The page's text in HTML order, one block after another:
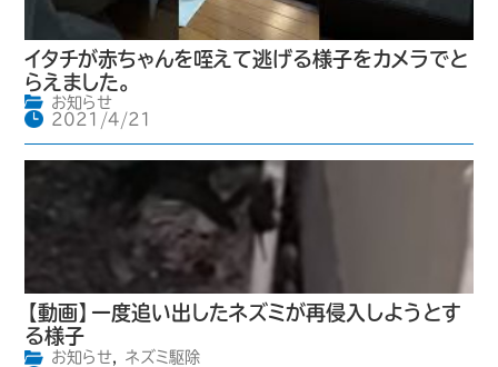
イタチが赤ちゃんを咥えて逃げる様子をカメラでと
らえました。
お知らせ
2021/4/21
【動画】一度追い出したネズミが再侵入しようとす
る様子
お知らせ,
ネズミ駆除